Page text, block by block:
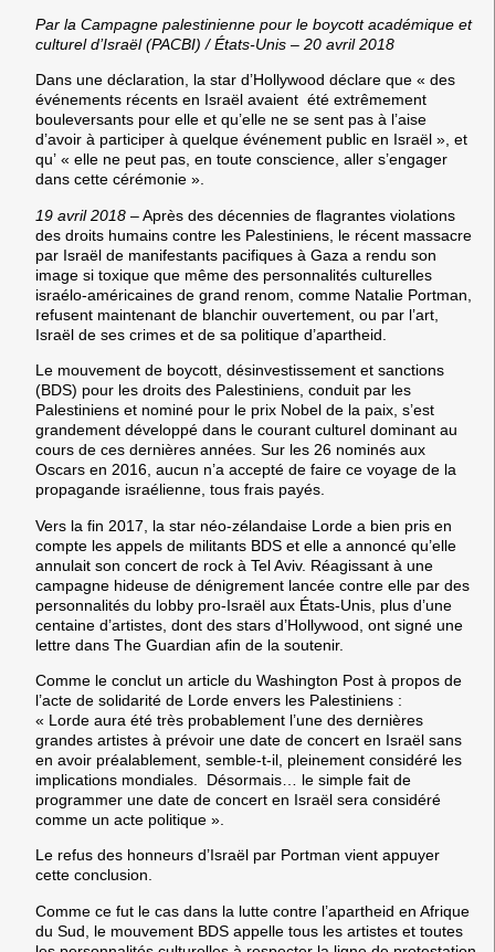
Par la Campagne palestinienne pour le boycott académique et
culturel d’Israël (PACBI) / États-Unis – 20 avril 2018
Dans une déclaration, la star d’Hollywood déclare que « des
événements récents en Israël avaient été extrêmement
bouleversants pour elle et qu’elle ne se sent pas à l’aise
d’avoir à participer à quelque événement public en Israël », et
qu’ « elle ne peut pas, en toute conscience, aller s’engager
dans cette cérémonie ».
19 avril 2018 – Après des décennies de flagrantes violations
des droits humains contre les Palestiniens, le récent massacre
par Israël de manifestants pacifiques à Gaza a rendu son
image si toxique que même des personnalités culturelles
israélo-américaines de grand renom, comme Natalie Portman,
refusent maintenant de blanchir ouvertement, ou par l’art,
Israël de ses crimes et de sa politique d’apartheid.
Le mouvement de boycott, désinvestissement et sanctions
(BDS) pour les droits des Palestiniens, conduit par les
Palestiniens et nominé pour le prix Nobel de la paix, s’est
grandement développé dans le courant culturel dominant au
cours de ces dernières années. Sur les 26 nominés aux
Oscars en 2016, aucun n’a accepté de faire ce voyage de la
propagande israélienne, tous frais payés.
Vers la fin 2017, la star néo-zélandaise Lorde a bien pris en
compte les appels de militants BDS et elle a annoncé qu’elle
annulait son concert de rock à Tel Aviv. Réagissant à une
campagne hideuse de dénigrement lancée contre elle par des
personnalités du lobby pro-Israël aux États-Unis, plus d’une
centaine d’artistes, dont des stars d’Hollywood, ont signé une
lettre dans The Guardian afin de la soutenir.
Comme le conclut un article du Washington Post à propos de
l’acte de solidarité de Lorde envers les Palestiniens :
« Lorde aura été très probablement l’une des dernières
grandes artistes à prévoir une date de concert en Israël sans
en avoir préalablement, semble-t-il, pleinement considéré les
implications mondiales. Désormais… le simple fait de
programmer une date de concert en Israël sera considéré
comme un acte politique ».
Le refus des honneurs d’Israël par Portman vient appuyer
cette conclusion.
Comme ce fut le cas dans la lutte contre l’apartheid en Afrique
du Sud, le mouvement BDS appelle tous les artistes et toutes